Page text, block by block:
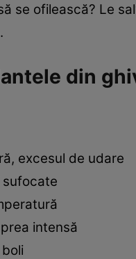
se ofilească? Le
din
excesul de udare
sufocate
intensă